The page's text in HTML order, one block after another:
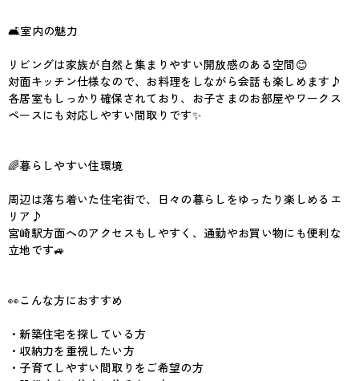
🛋️室内の魅力
リビングは家族が自然と集まりやすい開放感のある空間😊
対面キッチン仕様なので、お料理をしながら会話も楽しめます♪
各居室もしっかり確保されており、お子さまのお部屋やワークス
ペースにも対応しやすい間取りです✨
🌈暮らしやすい住環境
周辺は落ち着いた住宅街で、日々の暮らしをゆったり楽しめるエ
リア♪
宮崎駅方面へのアクセスもしやすく、通勤やお買い物にも便利な
立地です🚙
👀こんな方におすすめ
・新築住宅を探している方
・収納力を重視したい方
・子育てしやすい間取りをご希望の方